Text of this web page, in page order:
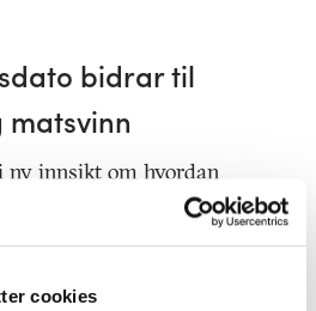
cookies
bidrar til
ny innsikt om hvordan
fastsettes og hvordan
matsvinn. Neste steg